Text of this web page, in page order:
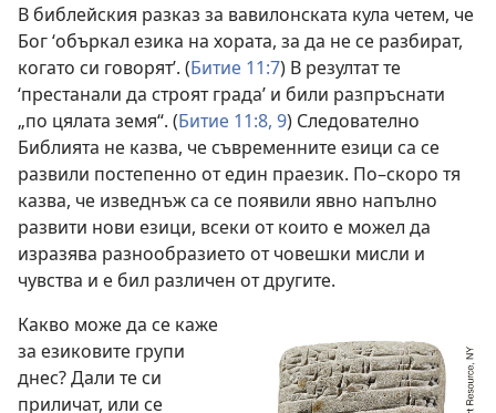
В библейския разказ за вавилонската кула четем, че
Бог ‘объркал езика на хората, за да не се разбират,
когато си говорят’. (Битие 11:7) В резултат те
‘престанали да строят града’ и били разпръснати
„по цялата земя“. (Битие 11:8, 9) Следователно
Библията не казва, че съвременните езици са се
развили постепенно от един праезик. По–скоро тя
казва, че изведнъж са се появили явно напълно
развити нови езици, всеки от които е можел да
изразява разнообразието от човешки мисли и
чувства и е бил различен от другите.
Какво може да се каже
за езиковите групи
днес? Дали те си
приличат, или се